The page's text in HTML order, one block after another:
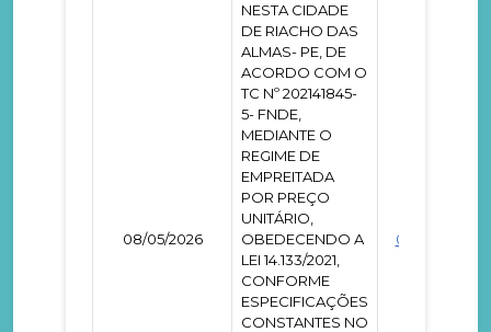
08/05/2026
NESTA CIDADE
DE RIACHO DAS
ALMAS- PE, DE
ACORDO COM O
TC Nº 202141845-
5- FNDE,
MEDIANTE O
REGIME DE
EMPREITADA
POR PREÇO
UNITÁRIO,
OBEDECENDO A
LEI 14.133/2021,
CONFORME
ESPECIFICAÇÕES
CONSTANTES NO
0001463